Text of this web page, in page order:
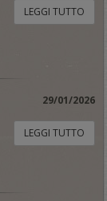
LEGGI TUTTO
29/01/2026
LEGGI TUTTO